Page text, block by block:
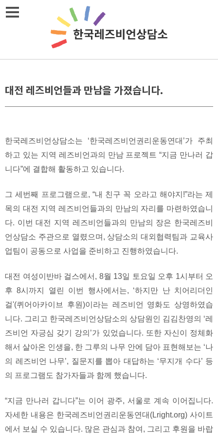
Skip
대전 레즈비언들과 만남을 가졌습니다.
한국레즈비언상담소는 ‘한국레즈비언권리운동연대’가 주최
하고 있는 지역 레즈비언과의 만남 프로젝트 “지금 만나러 갑
니다”에 결합해 활동하고 있습니다.
그 세번째 프로그램으로, “내 친구 꼭 오라고 해야지!”라는 제
목의 대전 지역 레즈비언들과의 만남의 자리를 마련하였습니
다. 이번 대전 지역 레즈비언들과의 만남의 장은 한국레즈비
언상담소 주관으로 열렸으며, 상담소의 대외협력팀과 교육사
업팀이 공동으로 사업을 준비하고 진행하였습니다.
대전 여성이반바 걸스에서, 8월 13일 토요일 오후 1시부터 오
후 8시까지 열린 이번 행사에서는, ‘하지만 난 치어리더인
걸'(퀴어아카이브 후원)이라는 레즈비언 영화도 상영하였습
니다. 그리고 한국레즈비언상담소의 상담원인 김김찬영의 ‘레
즈비언 자긍심 갖기 강의’가 있었습니다. 또한 자신이 정체화
해서 살아온 인생을, 한 그루의 나무 안에 담아 표현해보는 ‘나
의 레즈비언 나무’, 질문지를 뽑아 대답하는 ‘무지개 수다’ 등
의 프로그램도 참가자들과 함께 했습니다.
“지금 만나러 갑니다”는 이어 광주, 서울로 계속 이어집니다.
자세한 내용은 한국레즈비언권리운동연대(Lright.org) 사이트
에서 보실 수 있습니다. 많은 관심과 참여, 그리고 후원을 바랍